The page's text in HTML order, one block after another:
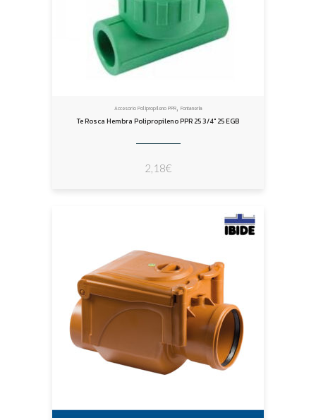
Accesorio Polipropileno PPR, Fontanería
Te Rosca Hembra Polipropileno PPR 25 3/4″ 25 EGB
2,18€